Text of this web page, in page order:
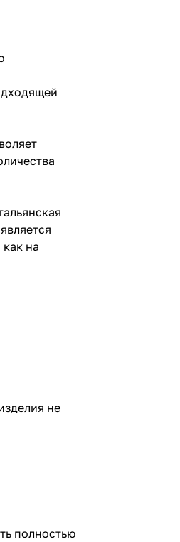
на
не
полностью